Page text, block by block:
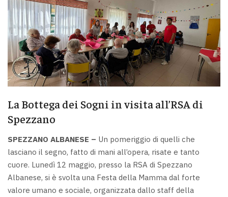
La Bottega dei Sogni in visita all’RSA di
Spezzano
SPEZZANO ALBANESE – Un pomeriggio di quelli che
lasciano il segno, fatto di mani all’opera, risate e tanto
cuore. Lunedì 12 maggio, presso la RSA di Spezzano
Albanese, si è svolta una Festa della Mamma dal forte
valore umano e sociale, organizzata dallo staff della